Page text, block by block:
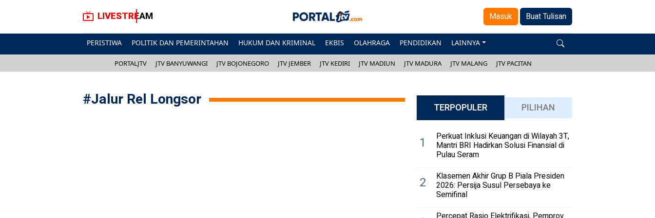
LIVESTREAM Masuk Buat Tulisan
PERISTIWA POLITIK DAN PEMERINTAHAN HUKUM DAN KRIMINAL EKBIS OLAHRAGA PENDIDIKAN LAINNYA
PORTALJTV JTV BANYUWANGI JTV BOJONEGORO JTV JEMBER JTV KEDIRI JTV MADIUN JTV MADURA JTV MALANG JTV PACITAN
#Jalur Rel Longsor TERPOPULER PILIHAN
1 Perkuat Inklusi Keuangan di Wilayah 3T,
Mantri BRI Hadirkan Solusi Finansial di
Pulau Seram
2 Klasemen Akhir Grup B Piala Presiden
2026: Persija Susul Persebaya ke
Semifinal